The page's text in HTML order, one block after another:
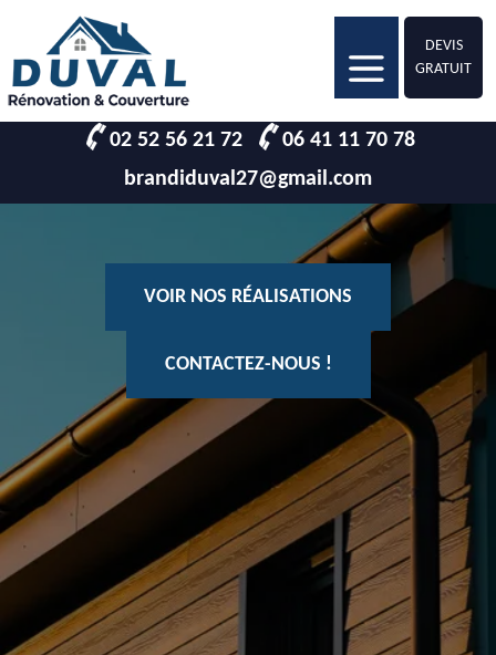
DEVIS
GRATUIT
02 52 56 21 72
06 41 11 70 78
brandiduval27@gmail.com
VOIR NOS RÉALISATIONS
CONTACTEZ-NOUS !